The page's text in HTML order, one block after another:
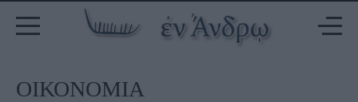
ΟΙΚΟΝΟΜΙΑ